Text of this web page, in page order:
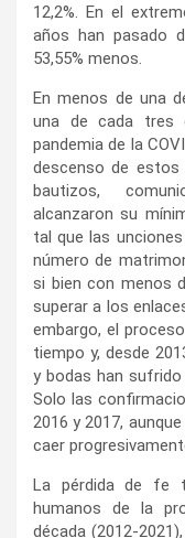
12,2%. En el
años han pasado
53,55% menos.
En menos de una
una de cada tres
pandemia de la
descenso de estos
bautizos,
alcanzaron su
tal que las
número de
si bien con menos
superar a los
embargo, el
tiempo y, desde
y bodas han
Solo las
2016 y 2017,
caer
La pérdida de fe
humanos de la
década (2012-